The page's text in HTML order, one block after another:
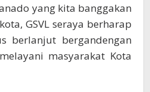
yang kita banggakan
GSVL seraya berharap
berlanjut bergandengan
masyarakat Kota